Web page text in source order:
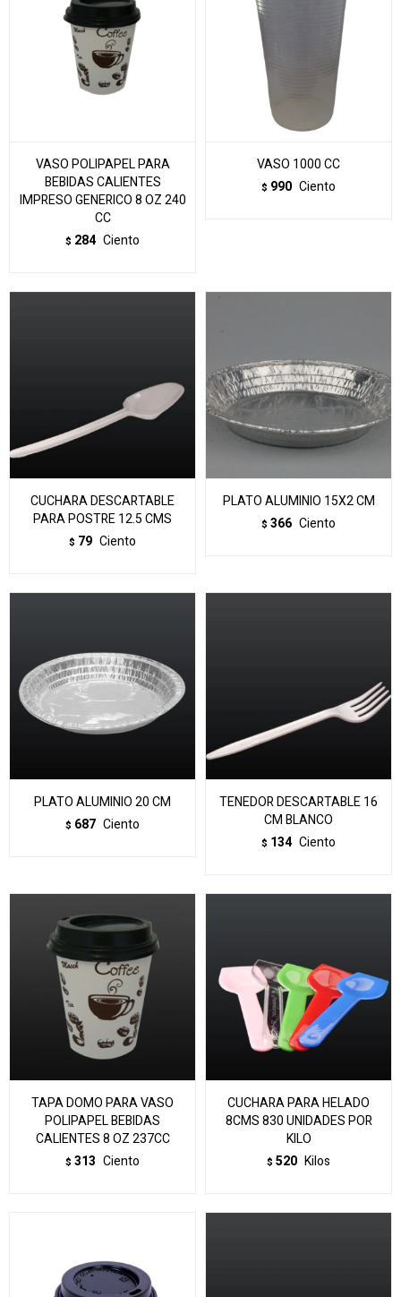
VASO POLIPAPEL PARA
BEBIDAS CALIENTES
IMPRESO GENERICO 8 OZ 240
CC
$ 284 Ciento
VASO 1000 CC
$ 990 Ciento
CUCHARA DESCARTABLE
PARA POSTRE 12.5 CMS
$ 79 Ciento
PLATO ALUMINIO 15X2 CM
$ 366 Ciento
PLATO ALUMINIO 20 CM
$ 687 Ciento
TENEDOR DESCARTABLE 16
CM BLANCO
$ 134 Ciento
TAPA DOMO PARA VASO
POLIPAPEL BEBIDAS
CALIENTES 8 OZ 237CC
$ 313 Ciento
CUCHARA PARA HELADO
8CMS 830 UNIDADES POR
KILO
$ 520 Kilos